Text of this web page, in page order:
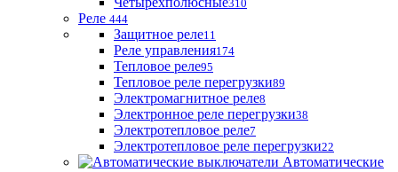
310
Реле 444
Защитное реле11
Реле управления174
Тепловое реле95
Тепловое реле перегрузки89
Электромагнитное реле8
Электронное реле перегрузки38
Электротепловое реле7
Электротепловое реле перегрузки22
Автоматические